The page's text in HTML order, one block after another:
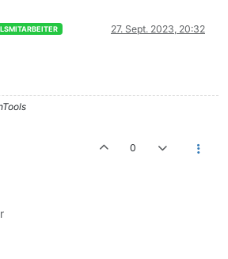
27. Sept. 2023, 20:32
0